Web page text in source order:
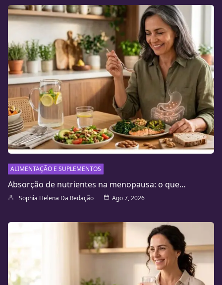
ALIMENTAÇÃO E SUPLEMENTOS
Absorção de nutrientes na menopausa: o que…
Sophia Helena Da Redação Ago 7, 2026